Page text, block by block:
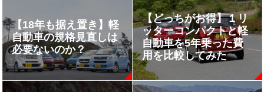
【18年も据え置き】軽
自動車の規格見直しは
必要ないのか？
【どっちがお得】１リ
ッターコンパクトと軽
自動車を5年乗った費
用を比較してみた